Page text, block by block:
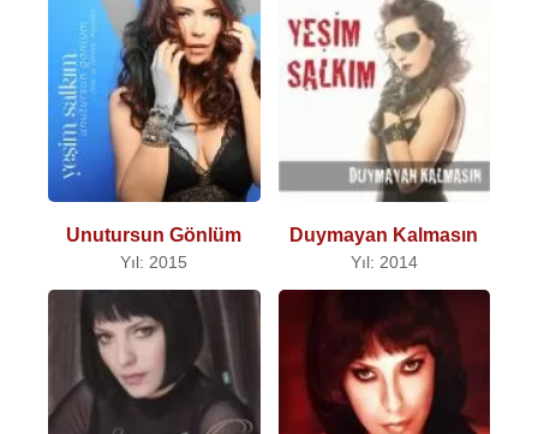
Unutursun Gönlüm
Yıl: 2015
Duymayan Kalmasın
Yıl: 2014